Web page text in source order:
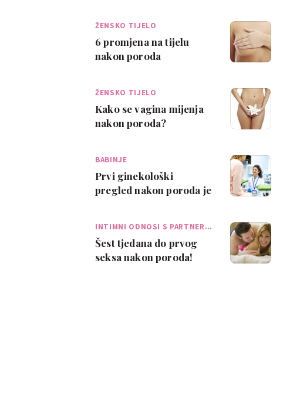
ŽENSKO TIJELO
6 promjena na tijelu
nakon poroda
ŽENSKO TIJELO
Kako se vagina mijenja
nakon poroda?
BABINJE
Prvi ginekološki
pregled nakon poroda je
INTIMNI ODNOSI S PARTNER…
Šest tjedana do prvog
seksa nakon poroda!